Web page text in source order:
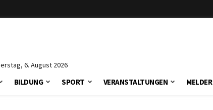
6. August 2026
BILDUNG SPORT VERANSTALTUNGEN MELDER